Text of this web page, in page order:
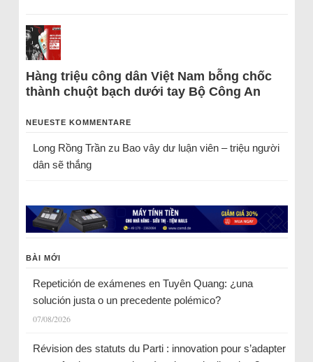
Hàng triệu công dân Việt Nam bỗng chốc
thành chuột bạch dưới tay Bộ Công An
NEUESTE KOMMENTARE
Long Rồng Trầnzu Bao vây dư luận viên – triệu người
dân sẽ thắng
BÀI MỚI
Repetición de exámenes en Tuyên Quang: ¿una
solución justa o un precedente polémico?
07/08/2026
Révision des statuts du Parti : innovation pour s’adapter